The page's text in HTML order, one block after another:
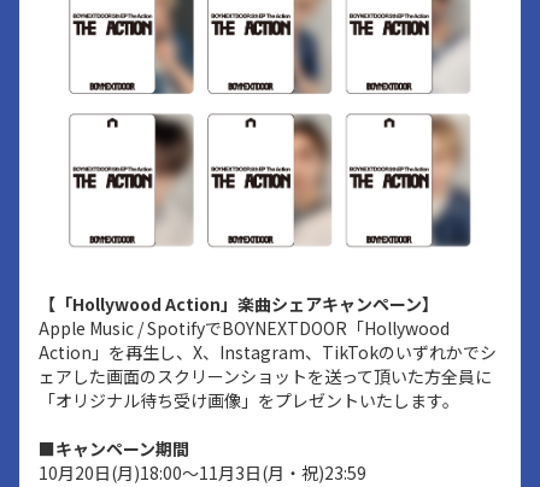
【「Hollywood Action」楽曲シェアキャンペーン】
Apple Music / SpotifyでBOYNEXTDOOR「Hollywood
Action」を再生し、X、Instagram、TikTokのいずれかでシ
ェアした画面のスクリーンショットを送って頂いた方全員に
「オリジナル待ち受け画像」をプレゼントいたします。
■キャンペーン期間
10月20日(月)18:00～11月3日(月・祝)23:59